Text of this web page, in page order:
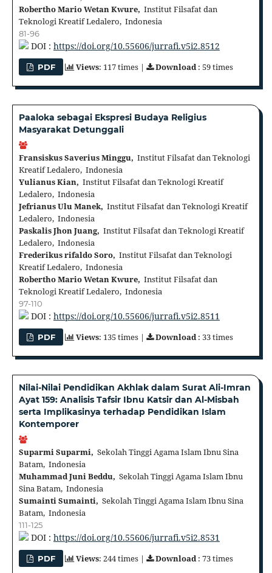
Robertho Mario Wetan Kwure, Institut Filsafat dan
Teknologi Kreatif Ledalero, Indonesia
81-96
DOI : https://doi.org/10.55606/jurrafi.v5i2.8512
PDF Views: 117 times | Download: 59 times
Paaloka sebagai Ekspresi Budaya Religius
Masyarakat Detunggali
Fransiskus Saverius Minggu, Institut Filsafat dan Teknologi
Kreatif Ledalero, Indonesia
Yulianus Kian, Institut Filsafat dan Teknologi Kreatif
Ledalero, Indonesia
Jefrianus Ulu Manek, Institut Filsafat dan Teknologi Kreatif
Ledalero, Indonesia
Paskalis Jhon Juang, Institut Filsafat dan Teknologi Kreatif
Ledalero, Indonesia
Frederikus rifaldo Soro, Institut Filsafat dan Teknologi
Kreatif Ledalero, Indonesia
Robertho Mario Wetan Kwure, Institut Filsafat dan
Teknologi Kreatif Ledalero, Indonesia
97-110
DOI : https://doi.org/10.55606/jurrafi.v5i2.8511
PDF Views: 135 times | Download: 33 times
Nilai-Nilai Pendidikan Akhlak dalam Surat Ali-Imran
Ayat 159: Analisis Tafsir Ibnu Katsir dan Al-Misbah
serta Implikasinya terhadap Pendidikan Islam
Kontemporer
Suparmi Suparmi, Sekolah Tinggi Agama Islam Ibnu Sina
Batam, Indonesia
Muhammad Juni Beddu, Sekolah Tinggi Agama Islam Ibnu
Sina Batam, Indonesia
Sumainti Sumainti, Sekolah Tinggi Agama Islam Ibnu Sina
Batam, Indonesia
111-125
DOI : https://doi.org/10.55606/jurrafi.v5i2.8531
PDF Views: 244 times | Download : 73 times